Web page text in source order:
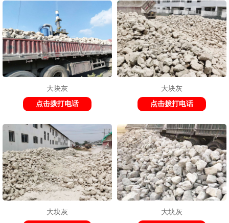
大块灰
点击拨打电话
大块灰
点击拨打电话
大块灰
大块灰